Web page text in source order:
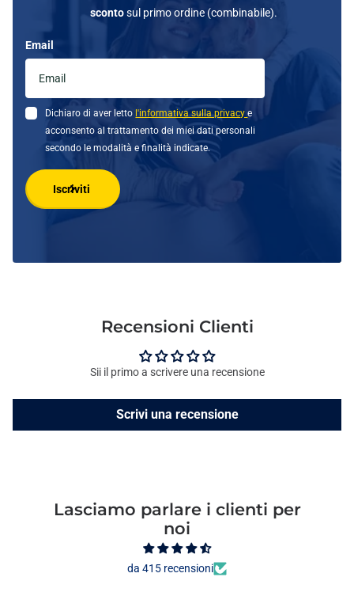
scontosul primo ordine (combinabile).
Email
Dichiaro di aver letto l'informativa sulla privacye
acconsento al trattamento dei miei dati personali
secondo le modalità e finalità indicate.
Iscriviti
Recensioni Clienti
Sii il primo a scrivere una recensione
Scrivi una recensione
Lasciamo parlare i clienti per
noi
da 415 recensioni